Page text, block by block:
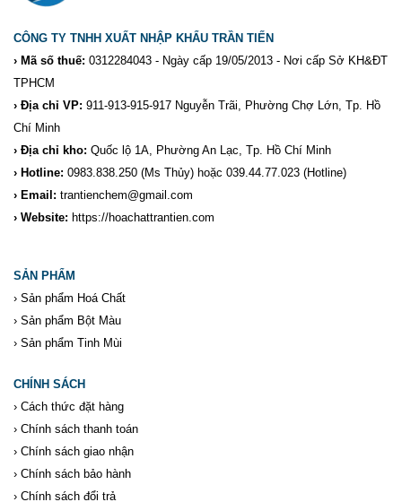
CÔNG TY TNHH XUẤT NHẬP KHẨU TRẦN TIẾN
› Mã số thuế: 0312284043 - Ngày cấp 19/05/2013 - Nơi cấp Sở KH&ĐT
TPHCM
› Địa chỉ VP: 911-913-915-917 Nguyễn Trãi, Phường Chợ Lớn, Tp. Hồ
Chí Minh
› Địa chỉ kho: Quốc lộ 1A, Phường An Lạc, Tp. Hồ Chí Minh
› Hotline: 0983.838.250(Ms Thủy) hoặc 039.44.77.023(Hotline)
› Email: trantienchem@gmail.com
› Website: https://hoachattrantien.com
SẢN PHẨM
› Sản phẩm Hoá Chất
› Sản phẩm Bột Màu
› Sản phẩm Tinh Mùi
CHÍNH SÁCH
› Cách thức đặt hàng
› Chính sách thanh toán
› Chính sách giao nhận
› Chính sách bảo hành
› Chính sách đổi trả